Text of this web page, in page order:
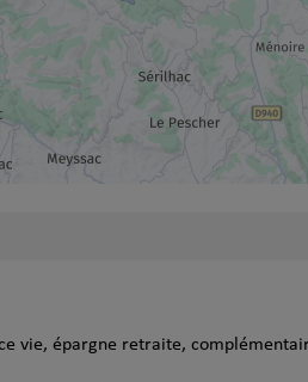
vie, épargne retraite,